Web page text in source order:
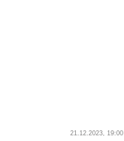
21.12.2023, 19:00